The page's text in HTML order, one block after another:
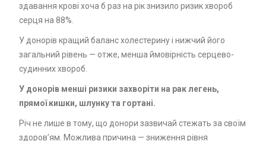
здавання крові хоча б раз на рік знизило ризик хвороб
серця на 88%.
У донорів кращий баланс холестерину і нижчий його
загальний рівень — отже, менша ймовірність серцево-
судинних хвороб.
У донорів менші ризики захворіти на рак легень,
прямої кишки, шлунку та гортані.
Річ не лише в тому, що донори зазвичай стежать за своїм
здоров’ям. Можлива причина — зниження рівня